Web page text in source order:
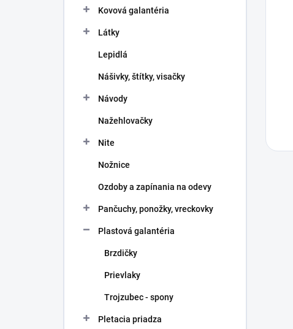
Kovová galantéria
Látky
Lepidlá
Nášivky, štítky, visačky
Návody
Nažehlovačky
Nite
Nožnice
Ozdoby a zapínania na odevy
Pančuchy, ponožky, vreckovky
Plastová galantéria
Brzdičky
Prievlaky
Trojzubec - spony
Pletacia priadza